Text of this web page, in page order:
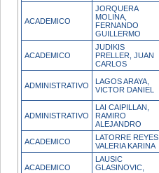
ACADEMICO
JORQUERA
MOLINA,
FERNANDO
GUILLERMO
ACADEMICO
JUDIKIS
PRELLER, JUAN
CARLOS
ADMINISTRATIVO
LAGOS ARAYA,
VICTOR DANIEL
ADMINISTRATIVO
LAI CAIPILLAN,
RAMIRO
ALEJANDRO
ACADEMICO
LATORRE REYES,
VALERIA KARINA
ACADEMICO
LAUSIC
GLASINOVIC,